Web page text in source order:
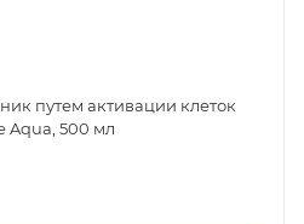
путем активации клеток
Aqua, 500 мл